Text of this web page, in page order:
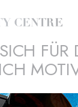
FÜR